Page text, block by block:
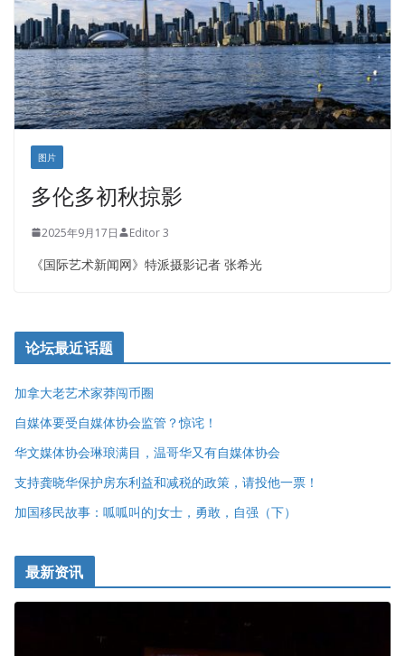
图片
多伦多初秋掠影
2025年9月17日 Editor 3
《国际艺术新闻网》特派摄影记者 张希光
论坛最近话题
加拿大老艺术家莽闯币圈
自媒体要受自媒体协会监管？惊诧！
华文媒体协会琳琅满目，温哥华又有自媒体协会
支持龚晓华保护房东利益和减税的政策，请投他一票！
加国移民故事：呱呱叫的J女士，勇敢，自强（下）
最新资讯